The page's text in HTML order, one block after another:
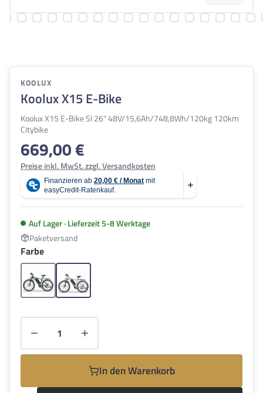
KOOLUX
Koolux X15 E-Bike
Koolux X15 E-Bike SI 26" 48V/15,6Ah/748,8Wh/120kg 120km
Citybike
Regulärer Preis:
669,00 €
Preise inkl. MwSt. zzgl. Versandkosten
Auf Lager · Lieferzeit 5-8 Werktage
Paketversand
Farbeauswählen
SchwarzSilber
Produkt Anzahl: Gib den gewünschten
In den Warenkorb